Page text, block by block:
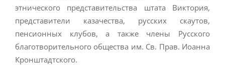
этнического представительства штата Виктория,
представители казачества, русских скаутов,
пенсионных клубов, а также члены Русского
благотворительного общества им. Св. Прав. Иоанна
Кронштадтского.